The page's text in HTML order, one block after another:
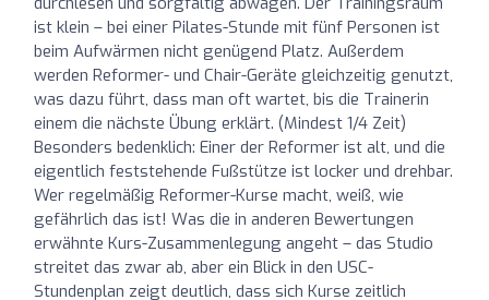
ist klein – bei einer Pilates-Stunde mit fünf Personen ist
beim Aufwärmen nicht genügend Platz. Außerdem
werden Reformer- und Chair-Geräte gleichzeitig genutzt,
was dazu führt, dass man oft wartet, bis die Trainerin
einem die nächste Übung erklärt. (Mindest 1/4 Zeit)
Besonders bedenklich: Einer der Reformer ist alt, und die
eigentlich feststehende Fußstütze ist locker und drehbar.
Wer regelmäßig Reformer-Kurse macht, weiß, wie
gefährlich das ist! Was die in anderen Bewertungen
erwähnte Kurs-Zusammenlegung angeht – das Studio
streitet das zwar ab, aber ein Blick in den USC-
Stundenplan zeigt deutlich, dass sich Kurse zeitlich